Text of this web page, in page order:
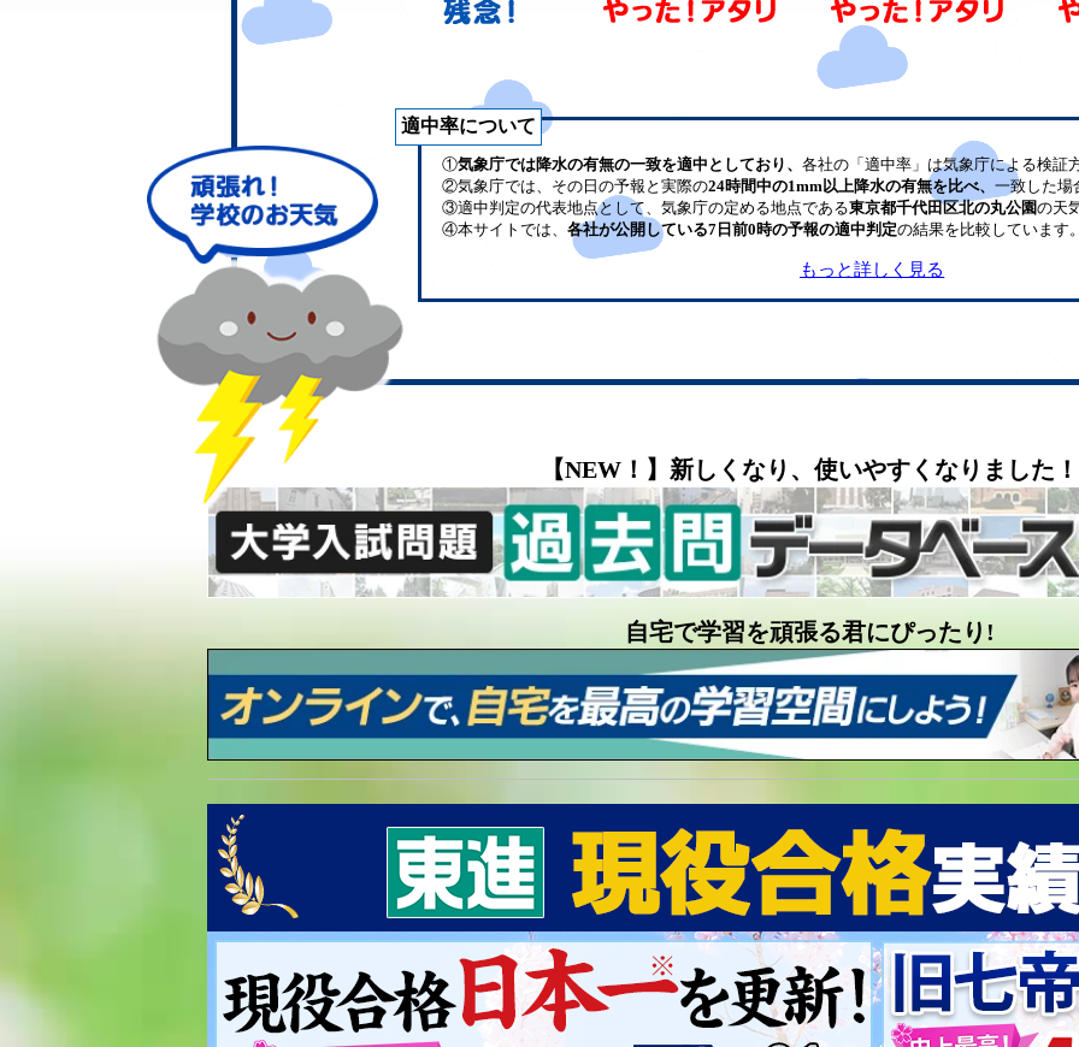
適中率について
①気象庁では降水の有無の一致を適中としており、 各社の「適中率」は気象庁による検証
②気象庁では、その日の予報と実際の24時間中の1mm以上降水の有無を比べ、 一致した場
③適中判定の代表地点として、気象庁の定める地点である東京都千代田区北の丸公園の天
④本サイトでは、 各社が公開している7日前0時の予報の適中判定の結果を比較しています
もっと詳しく見る
【NEW！】新しくなり、使いやすくなりました！
自宅で学習を頑張る君にぴったり!